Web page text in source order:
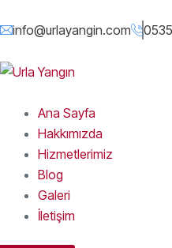
info@urlayangin.com
Ana Sayfa
Hakkımızda
Hizmetlerimiz
Blog
Galeri
İletişim